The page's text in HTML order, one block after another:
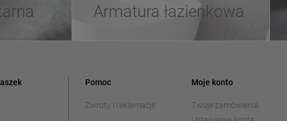
Armatura łazienkowa
Pomoc
Zwroty i reklamacje
Moje konto
Twoje zamówienia